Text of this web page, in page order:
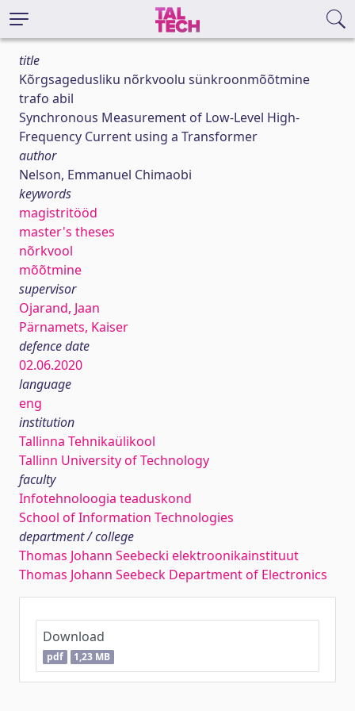
title
Kõrgsagedusliku nõrkvoolu sünkroonmõõtmine
trafo abil
Synchronous Measurement of Low-Level High-
Frequency Current using a Transformer
author
Nelson, Emmanuel Chimaobi
keywords
magistritööd
master's theses
nõrkvool
mõõtmine
supervisor
Ojarand, Jaan
Pärnamets, Kaiser
defence date
02.06.2020
language
eng
institution
Tallinna Tehnikaülikool
Tallinn University of Technology
faculty
Infotehnoloogia teaduskond
School of Information Technologies
department / college
Thomas Johann Seebecki elektroonikainstituut
Thomas Johann Seebeck Department of Electronics
Download
pdf 1,23 MB